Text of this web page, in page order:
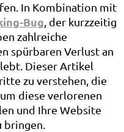
In Kombination mit
Bug, der kurzzeitig
zahlreiche
spürbaren Verlust an
Dieser Artikel
zu verstehen, die
diese verlorenen
und Ihre Website
bringen.